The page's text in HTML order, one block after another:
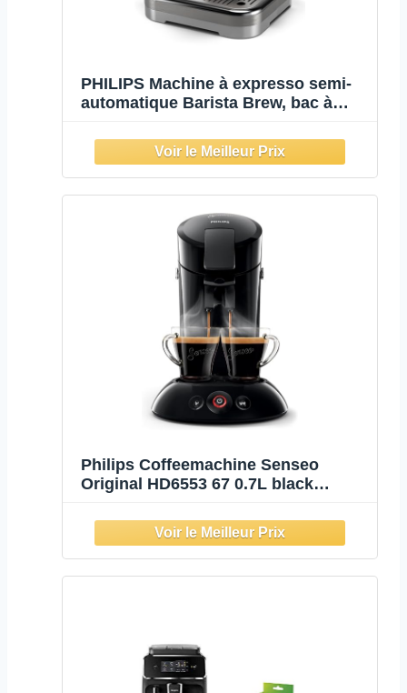
PHILIPS Machine à expresso semi-
automatique Barista Brew, bac à
Philips Coffeemachine Senseo
Original HD6553 67 0.7L black